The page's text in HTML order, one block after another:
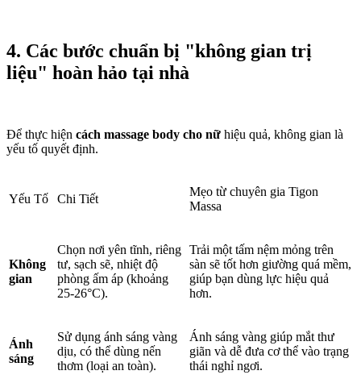
4. Các bước chuẩn bị "không gian trị
liệu" hoàn hảo tại nhà
Để thực hiện cách massage body cho nữ hiệu quả, không gian là
yếu tố quyết định.
Yếu Tố Chi Tiết
Mẹo từ chuyên gia Tigon
Massa
Không
gian
Chọn nơi yên tĩnh, riêng
tư, sạch sẽ, nhiệt độ
phòng ấm áp (khoảng
25-26°C).
Trải một tấm nệm mỏng trên
sàn sẽ tốt hơn giường quá mềm,
giúp bạn dùng lực hiệu quả
hơn.
Ánh
sáng
Sử dụng ánh sáng vàng
dịu, có thể dùng nến
thơm (loại an toàn).
Ánh sáng vàng giúp mắt thư
giãn và dễ đưa cơ thể vào trạng
thái nghỉ ngơi.